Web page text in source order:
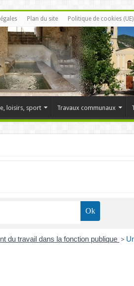
Plan du site Politique de cookies (UE)
loisirs, sport Travaux communaux
du travail dans la fonction publique >